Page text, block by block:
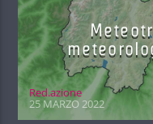
Red.azione
25 MARZO 2022